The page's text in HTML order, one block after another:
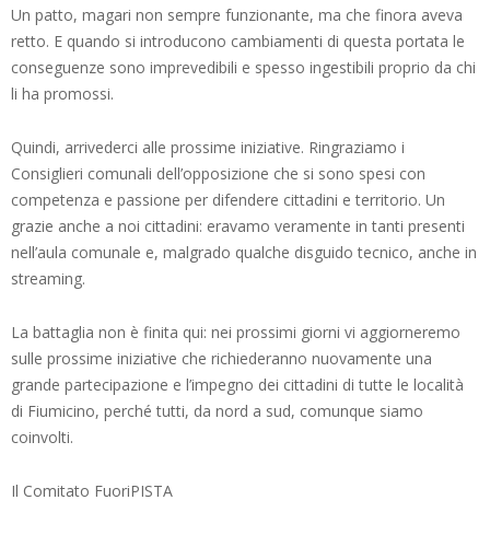
Un patto, magari non sempre funzionante, ma che finora aveva
retto. E quando si introducono cambiamenti di questa portata le
conseguenze sono imprevedibili e spesso ingestibili proprio da chi
li ha promossi.
Quindi, arrivederci alle prossime iniziative. Ringraziamo i
Consiglieri comunali dell’opposizione che si sono spesi con
competenza e passione per difendere cittadini e territorio. Un
grazie anche a noi cittadini: eravamo veramente in tanti presenti
nell’aula comunale e, malgrado qualche disguido tecnico, anche in
streaming.
La battaglia non è finita qui: nei prossimi giorni vi aggiorneremo
sulle prossime iniziative che richiederanno nuovamente una
grande partecipazione e l’impegno dei cittadini di tutte le località
di Fiumicino, perché tutti, da nord a sud, comunque siamo
coinvolti.
Il Comitato FuoriPISTA